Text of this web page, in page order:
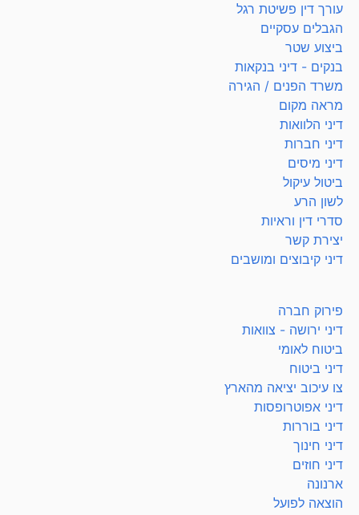
עורך דין פשיטת רגל
הגבלים עסקיים
ביצוע שטר
בנקים - דיני בנקאות
משרד הפנים / הגירה
מראה מקום
דיני הלוואות
דיני חברות
דיני מיסים
ביטול עיקול
לשון הרע
סדרי דין וראיות
יצירת קשר
דיני קיבוצים ומושבים
פירוק חברה
דיני ירושה - צוואות
ביטוח לאומי
דיני ביטוח
צו עיכוב יציאה מהארץ
דיני אפוטרופסות
דיני בוררות
דיני חינוך
דיני חוזים
ארנונה
הוצאה לפועל